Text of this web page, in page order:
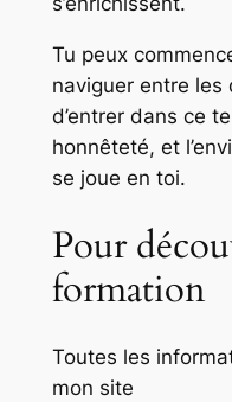
Tu peux
naviguer entre les
d’entrer dans ce
honnêteté, et
se joue en toi.
Pour
formation
Toutes les
mon site